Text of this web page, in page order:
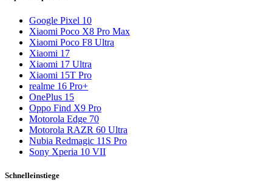
Google Pixel 10
Xiaomi Poco X8 Pro Max
Xiaomi Poco F8 Ultra
Xiaomi 17
Xiaomi 17 Ultra
Xiaomi 15T Pro
realme 16 Pro+
OnePlus 15
Oppo Find X9 Pro
Motorola Edge 70
Motorola RAZR 60 Ultra
Nubia Redmagic 11S Pro
Sony Xperia 10 VII
Schnelleinstiege